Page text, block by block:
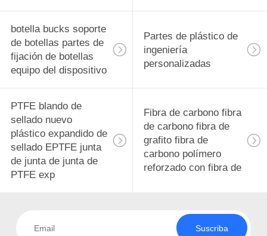
botella bucks soporte
de botellas partes de
fijación de botellas
equipo del dispositivo
Partes de plástico de
ingeniería
personalizadas
PTFE blando de
sellado nuevo
plástico expandido de
sellado EPTFE junta
de junta de junta de
PTFE exp
Fibra de carbono fibra
de carbono fibra de
grafito fibra de
carbono polímero
reforzado con fibra de
Suscriba